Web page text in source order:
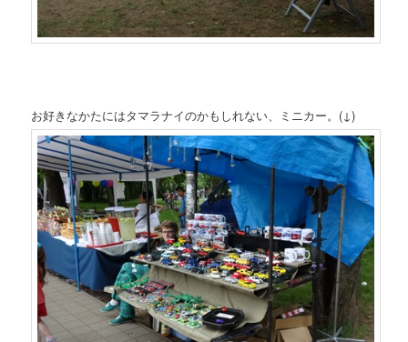
お好きなかたにはタマラナイのかもしれない、ミニカー。(↓)